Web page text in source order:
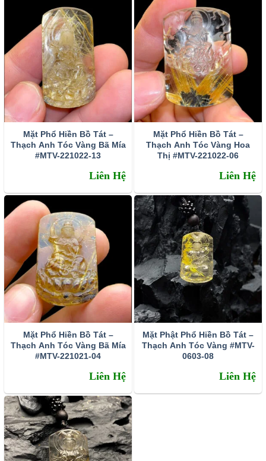
Phổ Hiền Bồ Tát là một trong Ngũ Thiền Bồ Tát của
Phật Giáo. Ngài thường xuất hiện bên cạnh hai vị bồ tát
là Thích Ca và Văn Thù Sư Lợi.
Hình tượng của Phổ Hiền Bồ Tát được mô tả lại: Ngài
cưỡi trên lưng voi thể hiện sức mạnh vượt qua mọi thử
thách; một tay mang nhành hoa sen biểu tượng cho sự
tinh khiết; một tay ngài mang ngọc như ý biểu tượng
cho vạn sự như ý, mãn nguyện.
Phổ Hiền Bồ Tát
Ý NGHĨA khi sử dụng phật bản mệnh Phổ Hiền Bồ Tát
Bố mẹ nên đeo Phật Độ Mệnh cho con cái được sức
khỏe, bình an.
Vợ chồng cùng đeo để gia đình hạnh phúc, sự nghiệp
thành công.
Mặt Phổ Hiền Bồ Tát –
Thạch Anh Tóc Vàng Bã Mía
#MTV-221022-13
Liên Hệ
Mặt Phổ Hiền Bồ Tát –
Thạch Anh Tóc Vàng Hoa
Thị #MTV-221022-06
Liên Hệ
Mặt Phổ Hiền Bồ Tát –
Thạch Anh Tóc Vàng Bã Mía
#MTV-221021-04
Liên Hệ
Mặt Phật Phổ Hiền Bồ Tát –
Thạch Anh Tóc Vàng #MTV-
0603-08
Liên Hệ